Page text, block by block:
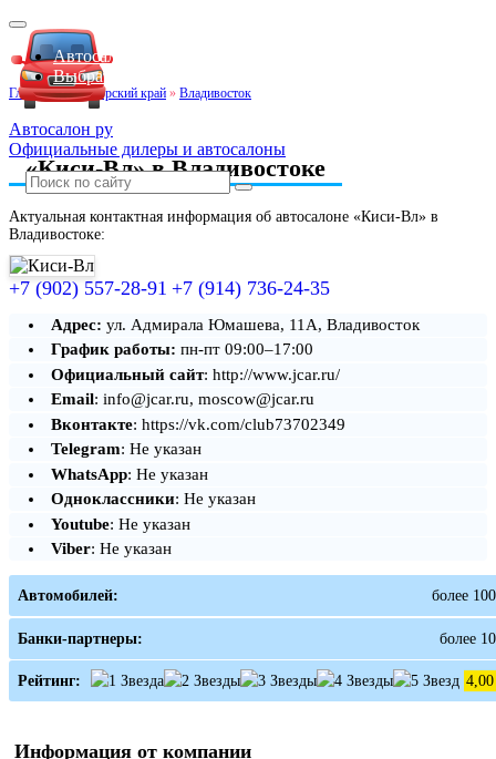
Автосалон ру
Официальные дилеры и автосалоны
Автосалоны Lada
Выбрать город
Главная » Приморский край » Владивосток
«Киси-Вл» в Владивостоке
Актуальная контактная информация об автосалоне «Киси-Вл» в
Владивостоке:
+7 (902) 557-28-91 +7 (914) 736-24-35
Адрес: ул. Адмирала Юмашева, 11А, Владивосток
График работы: пн-пт 09:00–17:00
Официальный сайт: http://www.jcar.ru/
Email: info@jcar.ru, moscow@jcar.ru
Вконтакте: https://vk.com/club73702349
Telegram: Не указан
WhatsApp: Не указан
Одноклассники: Не указан
Youtube: Не указан
Viber: Не указан
Автомобилей: более 100
Банки-партнеры: более 10
Рейтинг: 4,00
Информация от компании